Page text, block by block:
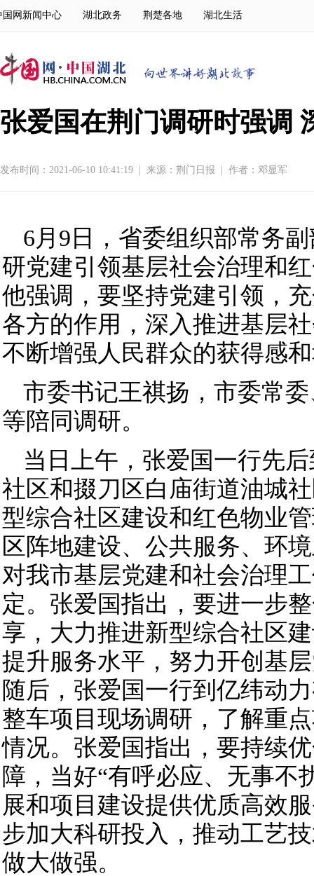
国网新闻中心 湖北政务 荆楚各地 湖北生活
张爱国在荆门调研时强调
发布时间：2021-06-10 10:41:19 来源： 荆门日报 作者：邓显军
6月9日，省委组织部常务
研党建引领基层社会治理和
他强调，要坚持党建引领，
各方的作用，深入推进基层
不断增强人民群众的获得感
市委书记王祺扬，市委常
等陪同调研。
当日上午，张爱国一行先
社区和掇刀区白庙街道油城
型综合社区建设和红色物业
区阵地建设、公共服务、环
对我市基层党建和社会治理
定。张爱国指出，要进一步
享，大力推进新型综合社区
提升服务水平，努力开创基
随后，张爱国一行到亿纬动
整车项目现场调研，了解重
情况。张爱国指出，要持续
障，当好“有呼必应、无事不
展和项目建设提供优质高效
步加大科研投入，推动工艺
做大做强。